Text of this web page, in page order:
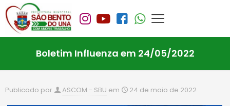
Boletim Influenza em 24/05/2022
Publicado por ASCOM - SBU em 24 de maio de 2022